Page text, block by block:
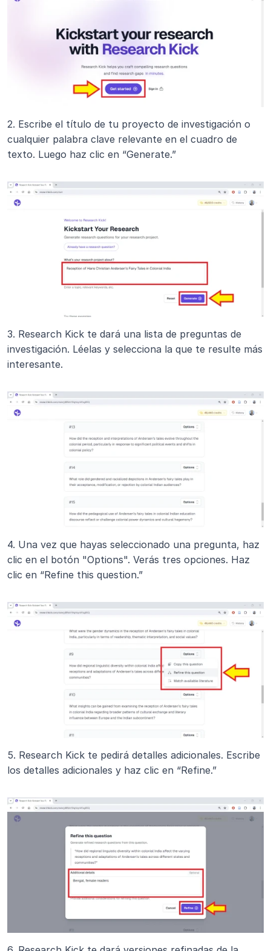
2. Escribe el título de tu proyecto de investigación o
cualquier palabra clave relevante en el cuadro de
texto. Luego haz clic en “Generate.”
3. Research Kick te dará una lista de preguntas de
investigación. Léelas y selecciona la que te resulte más
interesante.
4. Una vez que hayas seleccionado una pregunta, haz
clic en el botón "Options". Verás tres opciones. Haz
clic en “Refine this question.”
5. Research Kick te pedirá detalles adicionales. Escribe
los detalles adicionales y haz clic en “Refine.”